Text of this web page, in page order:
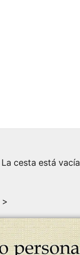
La cesta está vacía
>